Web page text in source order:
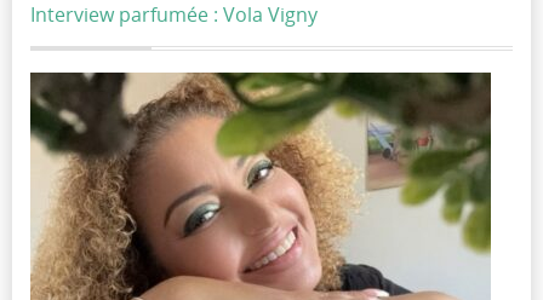
Interview parfumée : Vola Vigny